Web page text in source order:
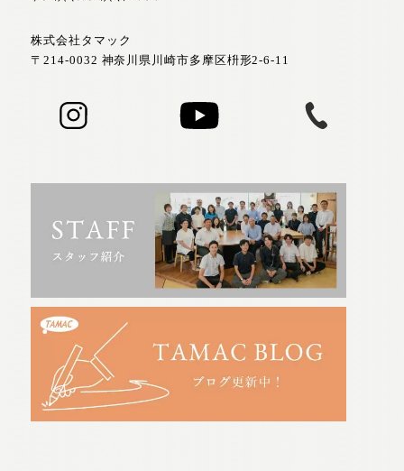
株式会社タマック
〒214-0032 神奈川県川崎市多摩区枡形2-6-11